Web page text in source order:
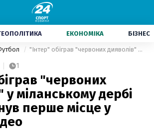
ЕКОНОМІКА БІЗНЕС
"Інтер" обіграв "червоних дияволів" у міланському дербі та повернув перше місце у Серії А: відео
1
"червоних
у міланському дербі
перше місце у